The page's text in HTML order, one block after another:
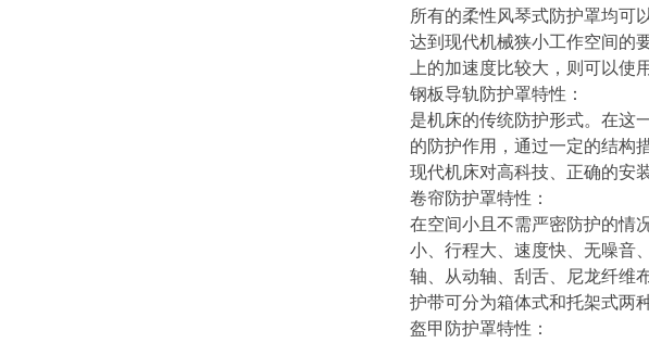
所有的柔性风琴式防护罩均可
达到现代机械狭小工作空间的
上的加速度比较大，则可以使
钢板导轨防护罩特性：
是机床的传统防护形式。在这
的防护作用，通过一定的结构
现代机床对高科技、正确的安
卷帘防护罩特性：
在空间小且不需严密防护的情
小、行程大、速度快、无噪音
轴、从动轴、刮舌、尼龙纤维
护带可分为箱体式和托架式两
盔甲防护罩特性：